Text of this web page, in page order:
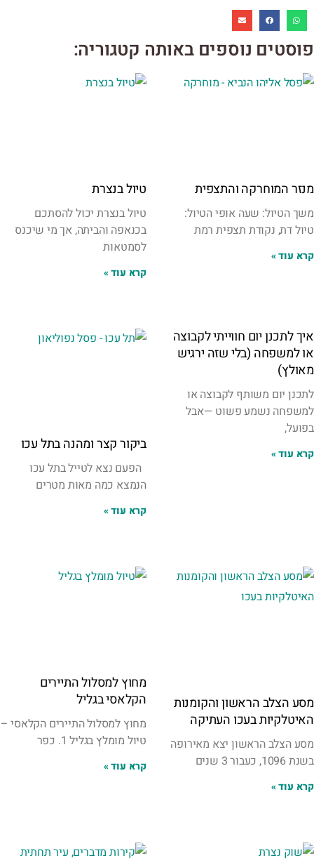
פוסטים נוספים באותה קטגוריה:
מנזר המוחרקה והתצפית
משך הטיול: שעה אופי הטיול:
טיול דת, נקודת תצפית רמת
קרא עוד »
טיול בנצרת
טיול בנצרת יכול להסתכם
בכנאפה והביתה, אך מי שיכנס
לסמטאות
קרא עוד »
איך לתכנן יום חווייתי לקבוצה
או למשפחה (בלי שזה ירגיש
מאולץ)
לתכנן יום משותף לקבוצה או
למשפחה נשמע פשוט —אבל
בפועל,
קרא עוד » ביקור קצר ומהנה בתל עכו
הפעם נצא לטייל בתל עכו
הנמצא כמה מאות מטרים
קרא עוד »
מסע הצלב הראשון והקומנות
האיטלקיות בעכו העתיקה
מסע הצלב הראשון יצא מאירופה
בשנת 1096, כעבור 3 שנים
קרא עוד »
מחוץ למסלול התיירים
הקלאסי בגליל
מחוץ למסלול התיירים הקלאסי –
טיול מומלץ בגליל 1. כפר
קרא עוד »